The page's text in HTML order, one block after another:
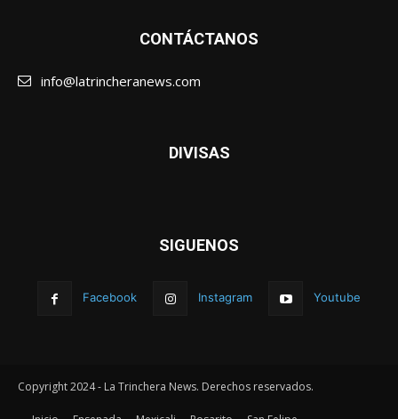
CONTÁCTANOS
info@latrincheranews.com
DIVISAS
SIGUENOS
Facebook Instagram Youtube
Copyright 2024 - La Trinchera News. Derechos reservados.